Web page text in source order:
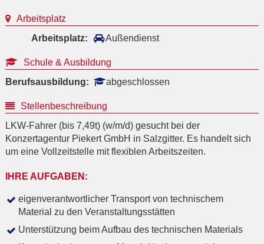
Arbeitsplatz
Arbeitsplatz:
Außendienst
Schule & Ausbildung
Berufsausbildung:
abgeschlossen
Stellenbeschreibung
LKW-Fahrer (bis 7,49t) (w/m/d) gesucht bei der
Konzertagentur Piekert GmbH in Salzgitter. Es handelt sich
um eine Vollzeitstelle mit flexiblen Arbeitszeiten.
IHRE AUFGABEN:
eigenverantwortlicher Transport von technischem
Material zu den Veranstaltungsstätten
Unterstützung beim Aufbau des technischen Materials